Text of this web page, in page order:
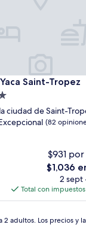
Saint-Tropez
Saint-Tropez
ciudad de Saint-
(82
$931
El
precio
actual
es
$1,036
$1,036
2 sept
Total con
adultos. Los precios